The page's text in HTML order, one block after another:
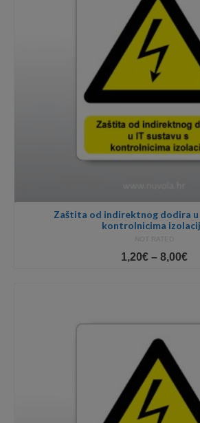
Zaštita od indirektnog dodira u
kontrolnicima
NOT RATED
1,20€ – 8,00€